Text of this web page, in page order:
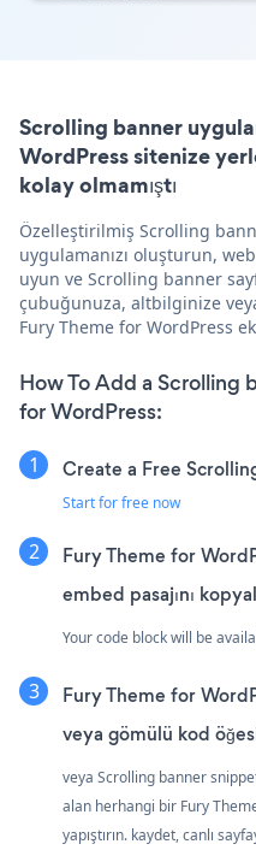
Scrolling banner
WordPress sitenize
kolay olmamıştı
Özelleştirilmiş Scrolling
uygulamanızı oluşturun,
uyun ve Scrolling banner
çubuğunuza, altbilginize
Fury Theme for WordPress
How To Add a Scrolling
for WordPress:
Create a Free
Start for free now
Fury Theme for
embed pasajını
Your code block will be
Fury Theme for
veya gömülü kod
veya Scrolling banner
alan herhangi bir Fury
yapıştırın. kaydet, canlı